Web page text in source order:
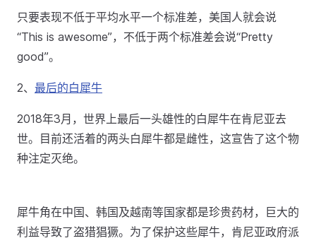
只要表现不低于平均水平一个标准差，美国人就会说
“This is awesome”，不低于两个标准差会说“Pretty
good”。
2、 最后的白犀牛
2018年3月，世界上最后一头雄性的白犀牛在肯尼亚去
世。目前还活着的两头白犀牛都是雌性，这宣告了这个物
种注定灭绝。
犀牛角在中国、韩国及越南等国家都是珍贵药材，巨大的
利益导致了盗猎猖獗。为了保护这些犀牛，肯尼亚政府派